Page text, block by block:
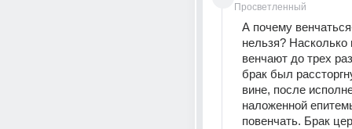
Просветленный
А почему
нельзя? Насколько
венчают до трех
брак был
вине, после
наложенной
повенчать. Брак